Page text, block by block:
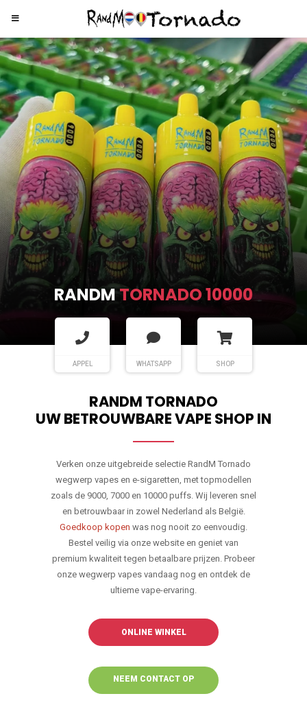
RANDMTORNADO 9000
APPEL WHATSAPP SHOP
RANDM TORNADO
UW BETROUWBARE VAPE SHOP IN
Verken onze uitgebreide selectie RandM Tornado
wegwerp vapes en e-sigaretten, met topmodellen
zoals de 9000, 7000 en 10000 puffs. Wij leveren snel
en betrouwbaar in zowel Nederland als België.
Goedkoop kopen was nog nooit zo eenvoudig.
Bestel veilig via onze website en geniet van
premium kwaliteit tegen betaalbare prijzen. Probeer
onze wegwerp vapes vandaag nog en ontdek de
ultieme vape-ervaring.
ONLINE WINKEL
NEEM CONTACT OP